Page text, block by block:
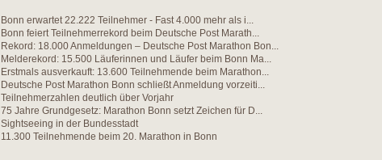
Bonn erwartet 22.222 Teilnehmer - Fast 4.000 mehr als i...
Bonn feiert Teilnehmerrekord beim Deutsche Post Marath...
Rekord: 18.000 Anmeldungen – Deutsche Post Marathon Bon...
Melderekord: 15.500 Läuferinnen und Läufer beim Bonn Ma...
Erstmals ausverkauft: 13.600 Teilnehmende beim Marathon...
Deutsche Post Marathon Bonn schließt Anmeldung vorzeiti...
Teilnehmerzahlen deutlich über Vorjahr
75 Jahre Grundgesetz: Marathon Bonn setzt Zeichen für D...
Sightseeing in der Bundesstadt
11.300 Teilnehmende beim 20. Marathon in Bonn